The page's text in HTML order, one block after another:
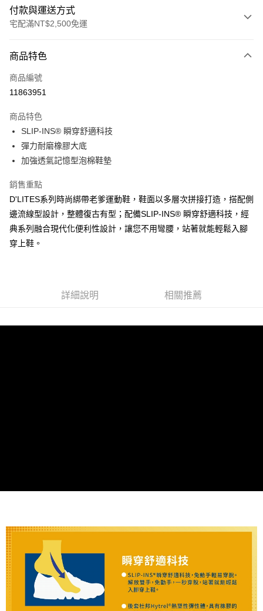
付款與運送方式
宅配滿NT$2,500免運
信用卡一次付款
LINE Pay
相關說明
【大哥付你分期使用說明】
1.本服務由台灣大哥大提供，台灣大哥大用戶可立即使用無須另外申請。
2.付款方式選擇「大哥付你分期」，訂單成立後會自動跳轉到大哥付的交易
流程，驗證手機門號後，選擇欲分期的期數、繳款截止日，確認付款後即完
3.實際核准額度、可分期數及費用金額請依後續交易確認頁面所載為準。
4.訂單成立30分鐘內，如未前往確認交易或遇審核未通過，訂單將自動取
消。如遇「轉專審核」未通過狀況，表示未達大哥付你分期系統評分，恕無
法說明評估內容。
【繳款方式說明】
1.分期款項不併入電信帳單，「大哥付你分期」於每月結算日後寄送繳費提
買賣價金債權讓與本公司後，依約使用本公司帳單繳交帳款。
ATM付款
宅配
商品特色
商品編號
11863951
商品特色
SLIP-INS® 瞬穿舒適科技
彈力耐磨橡膠大底
加強透氣記憶型泡棉鞋墊
銷售重點
D'LITES系列時尚綁帶老爹運動鞋，鞋面以多層次拼接打造，搭配側
邊流線型設計，整體復古有型；配備SLIP-INS® 瞬穿舒適科技，經
典系列融合現代化便利性設計，讓您不用彎腰，站著就能輕鬆入腳
穿上鞋。
詳細說明 相關推薦